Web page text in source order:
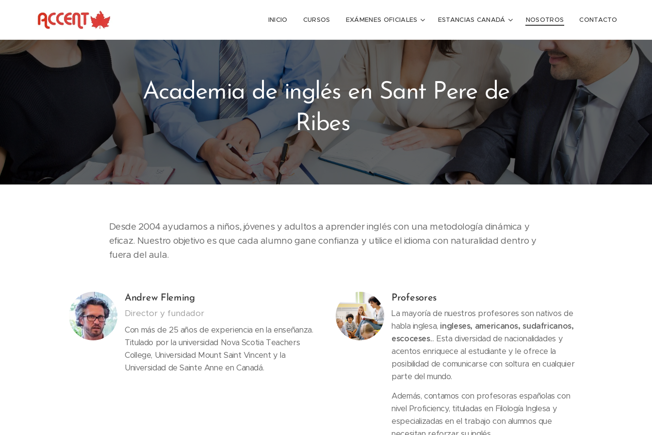
INICIO CURSOS EXÁMENES OFICIALES ESTANCIAS CANADÁ NOSOTROS CONTACTO
Academia de inglés en Sant Pere de
Ribes
Desde 2004 ayudamos a niños, jóvenes y adultos a aprender inglés con una metodología dinámica y
eficaz. Nuestro objetivo es que cada alumno gane confianza y utilice el idioma con naturalidad dentro y
fuera del aula.
Andrew Fleming
Director y fundador
Con más de 25 años de experiencia en la enseñanza.
Titulado por la universidad Nova Scotia Teachers
College, Universidad Mount Saint Vincent y la
Universidad de Sainte Anne en Canadá.
Profesores
La mayoría de nuestros profesores son nativos de
habla inglesa, ingleses, americanos, sudafricanos,
escoceses... Esta diversidad de nacionalidades y
acentos enriquece al estudiante y le ofrece la
posibilidad de comunicarse con soltura en cualquier
parte del mundo.
Además, contamos con profesoras españolas con
nivel Proficiency, tituladas en Filología Inglesa y
especializadas en el trabajo con alumnos que